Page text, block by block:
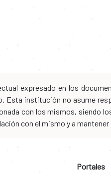
expresado en los
Esta institución no asume
con los mismos, siendo
con el mismo y a
Portales